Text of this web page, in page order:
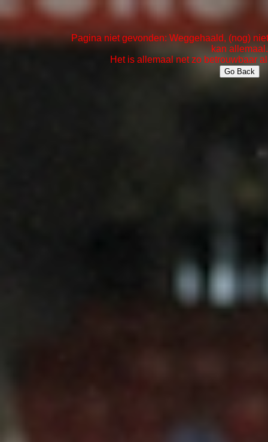
Pagina niet gevonden: Weggehaald, (nog)
kan allemaal.
Het is allemaal net zo betrouwbaar
Go Back